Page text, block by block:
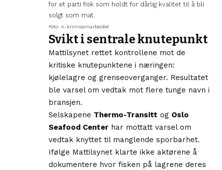
for et parti fisk som holdt for dårlig kvalitet til å bli
solgt som mat.
Foto: A-krimsamarbeidet
Svikt i sentrale knutepunkt
Mattilsynet rettet kontrollene mot de
kritiske knutepunktene i næringen:
kjølelagre og grenseoverganger. Resultatet
ble varsel om vedtak mot flere tunge navn i
bransjen.
Selskapene Thermo-Transitt og Oslo
Seafood Center har mottatt varsel om
vedtak knyttet til manglende sporbarhet.
Ifølge Mattilsynet klarte ikke aktørene å
dokumentere hvor fisken på lagrene deres